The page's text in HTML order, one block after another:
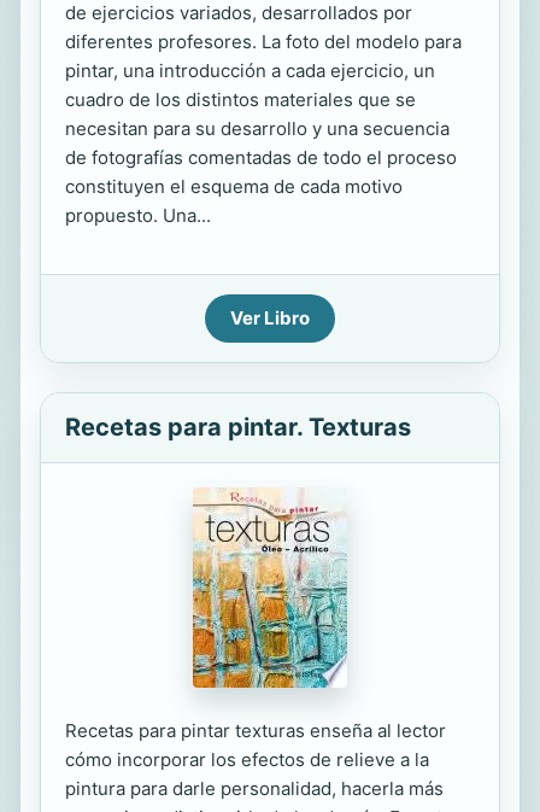
de ejercicios variados, desarrollados por
diferentes profesores. La foto del modelo para
pintar, una introducción a cada ejercicio, un
cuadro de los distintos materiales que se
necesitan para su desarrollo y una secuencia
de fotografías comentadas de todo el proceso
constituyen el esquema de cada motivo
propuesto. Una...
Ver Libro
Recetas para pintar. Texturas
Recetas para pintar texturas enseña al lector
cómo incorporar los efectos de relieve a la
pintura para darle personalidad, hacerla más